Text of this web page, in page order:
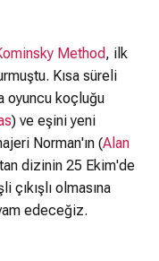
Method, ilk
Kısa süreli
oyuncu koçluğu
) ve eşini yeni
Norman'ın (Alan
dizinin 25 Ekim'de
çıkışlı olmasına
edeceğiz.